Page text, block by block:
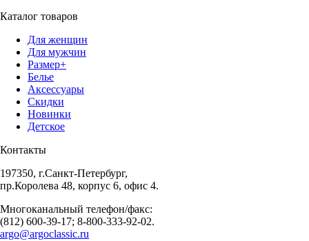
Каталог товаров
Для женщин
Для мужчин
Размер+
Белье
Аксессуары
Скидки
Новинки
Детское
Контакты
197350, г.Санкт-Петербург,
пр.Королева 48, корпус 6, офис 4.
Многоканальный телефон/факс:
(812) 600-39-17; 8-800-333-92-02.
argo@argoclassic.ru